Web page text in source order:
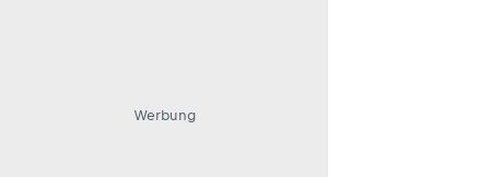
Werbung